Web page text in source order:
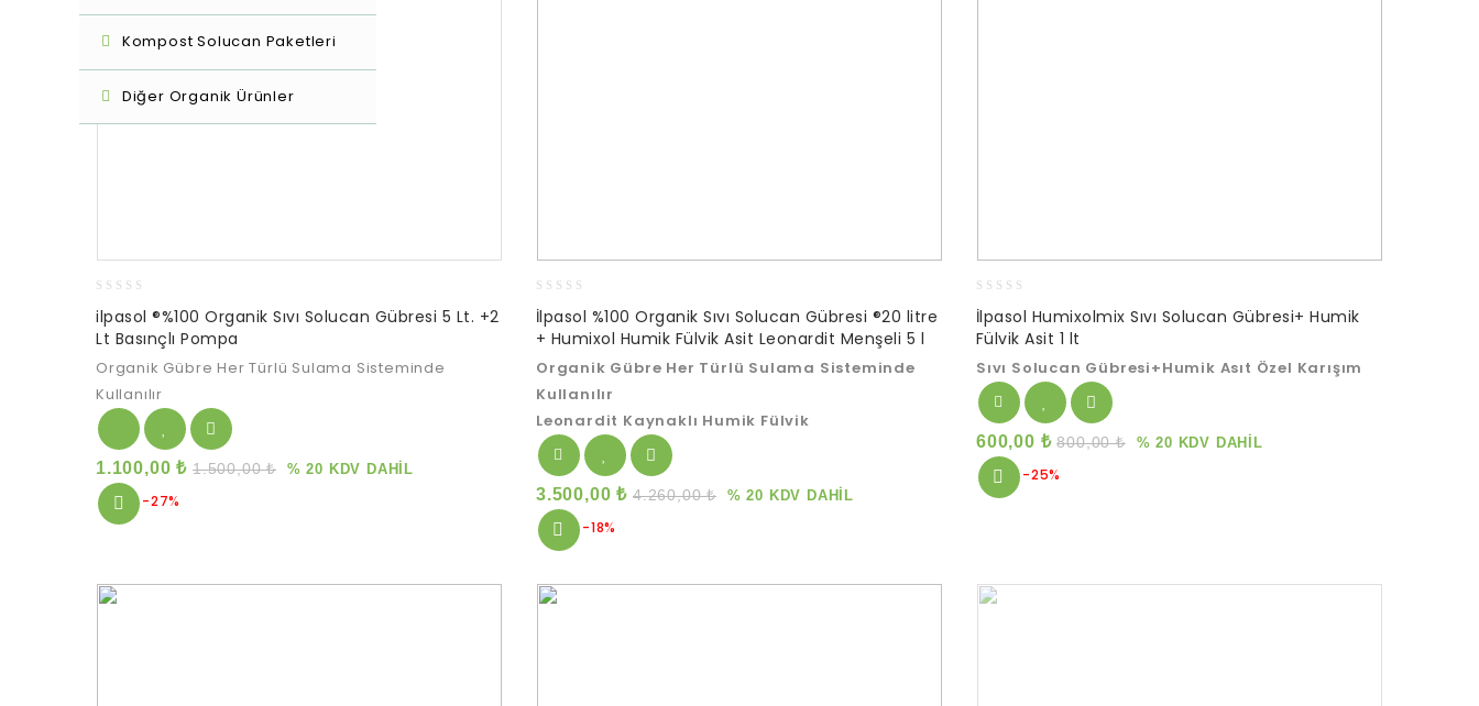
Kompost Solucan Paketleri
Diğer Organik Ürünler
SOLD OUT
out
of
5
ilpasol ®%100 Organik Sıvı Solucan Gübresi 5 Lt. +2
Lt Basınçlı Pompa
Organik Gübre Her Türlü Sulama Sisteminde
Kullanılır
1.500,00₺
1.100,00₺ % 20 KDV DAHİL
-27%
out
of
5
İlpasol %100 Organik Sıvı Solucan Gübresi ®20 litre
+ Humixol Humik Fülvik Asit Leonardit Menşeli 5 l
Organik Gübre Her Türlü Sulama Sisteminde
Kullanılır
Leonardit Kaynaklı Humik Fülvik
4.260,00₺
3.500,00₺ % 20 KDV DAHİL
-18%
out
of
5
İlpasol Humixolmix Sıvı Solucan Gübresi+ Humik
Fülvik Asit 1 lt
Sıvı Solucan Gübresi+Humik Asıt Özel Karışım
800,00₺
600,00 ₺ % 20 KDV DAHİL
-25%